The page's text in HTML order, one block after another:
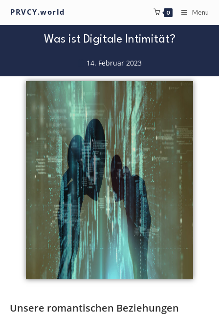
PRVCY.world 0 Menu
Was ist Digitale Intimität?
14. Februar 2023
Unsere romantischen Beziehungen